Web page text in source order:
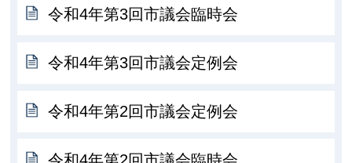
令和4年第3回市議会臨時会
令和4年第3回市議会定例会
令和4年第2回市議会定例会
令和4年第2回市議会臨時会